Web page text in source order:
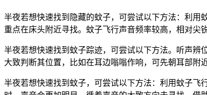
半夜若想快速找到隐藏的蚊子，可尝试以下方法：利用
重点在床头附近寻找。蚊子飞行声音频率较高，相对尖
半夜若想快速找到蚊子踪迹，可尝试以下方法。听声辨
大致判断其位置，比如在耳边嗡嗡作响，可先朝耳部附
半夜若想快速找到蚊子，可尝试以下方法：利用蚊子飞